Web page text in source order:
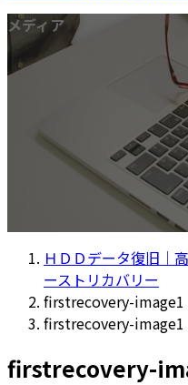
メディア
ＨＤＤデータ復旧｜
ーストリカバリー
firstrecovery-image1
firstrecovery-image1
firstrecovery-